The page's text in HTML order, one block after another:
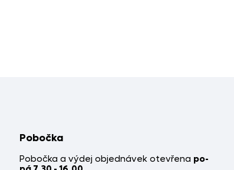
Pobočka
Pobočka a výdej objednávek otevřena po-